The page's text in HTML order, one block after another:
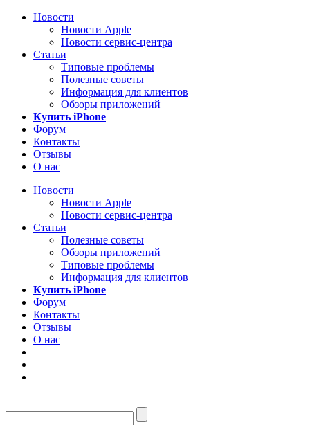
Новости
Новости Apple
Новости сервис-центра
Статьи
Типовые проблемы
Полезные советы
Информация для клиентов
Обзоры приложений
Купить iPhone
Форум
Контакты
Отзывы
О нас
Новости
Новости Apple
Новости сервис-центра
Статьи
Полезные советы
Обзоры приложений
Типовые проблемы
Информация для клиентов
Купить iPhone
Форум
Контакты
Отзывы
О нас